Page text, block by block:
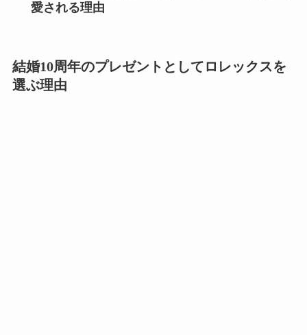
愛される理由
結婚10周年のプレゼントとしてロレックスを
選ぶ理由